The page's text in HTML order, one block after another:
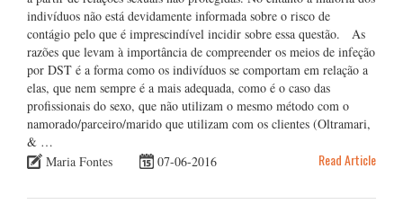
indivíduos não está devidamente informada sobre o risco de
contágio pelo que é imprescindível incidir sobre essa questão. As
razões que levam à importância de compreender os meios de infeção
por DST é a forma como os indivíduos se comportam em relação a
elas, que nem sempre é a mais adequada, como é o caso das
profissionais do sexo, que não utilizam o mesmo método com o
namorado/parceiro/marido que utilizam com os clientes (Oltramari,
& …
Maria Fontes
07-06-2016 Read Article